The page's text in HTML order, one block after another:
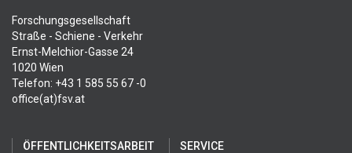
Forschungsgesellschaft
Straße - Schiene - Verkehr
Ernst-Melchior-Gasse 24
1020 Wien
Telefon: +43 1 585 55 67 -0
office(at)fsv.at
ÖFFENTLICHKEITSARBEIT
SERVICE